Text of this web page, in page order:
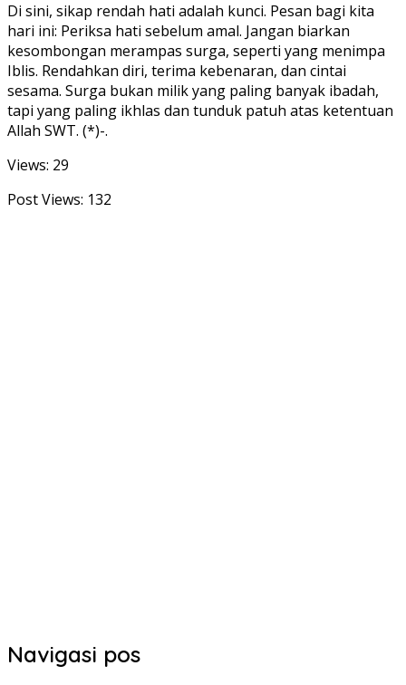
Di sini, sikap rendah hati adalah kunci. Pesan bagi kita
hari ini: Periksa hati sebelum amal. Jangan biarkan
kesombongan merampas surga, seperti yang menimpa
Iblis. Rendahkan diri, terima kebenaran, dan cintai
sesama. Surga bukan milik yang paling banyak ibadah,
tapi yang paling ikhlas dan tunduk patuh atas ketentuan
Allah SWT. (*)-.
Views: 29
Post Views: 132
Navigasi pos